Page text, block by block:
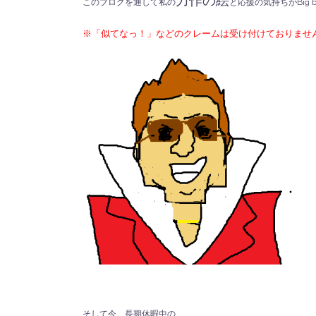
このブログを通して私の と応援の気持ちがBig
※「似てなっ！」などのクレームは受け付けておりませ
そして今、長期休暇中の